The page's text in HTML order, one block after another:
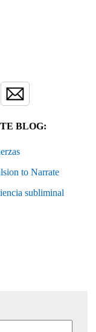
BLOG:
to Narrate
subliminal